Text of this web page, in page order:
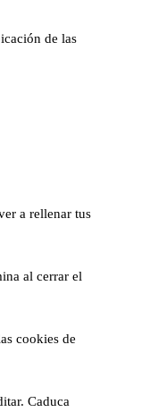
de las
a rellenar tus
al cerrar el
cookies de
Caduca